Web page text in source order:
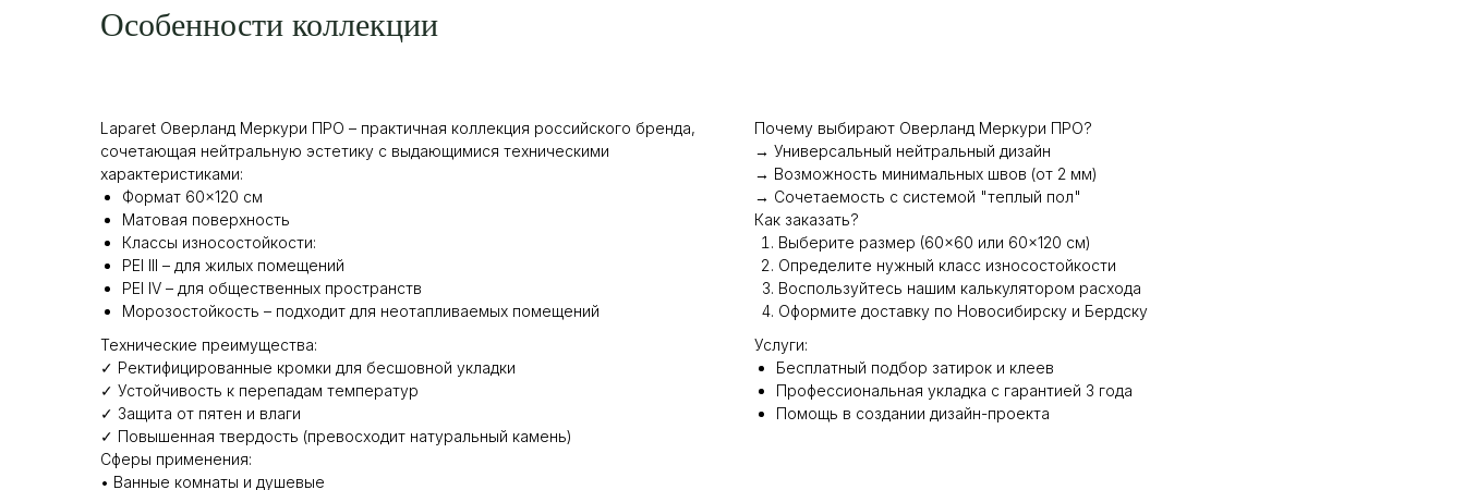
Особенности коллекции
Laparet Оверланд Меркури ПРО – практичная коллекция российского бренда,
сочетающая нейтральную эстетику с выдающимися техническими
характеристиками:
Формат 60×120 см
Матовая поверхность
Классы износостойкости:
PEI III – для жилых помещений
PEI IV – для общественных пространств
Морозостойкость – подходит для неотапливаемых помещений
Технические преимущества:
✓ Ректифицированные кромки для бесшовной укладки
✓ Устойчивость к перепадам температур
✓ Защита от пятен и влаги
✓ Повышенная твердость (превосходит натуральный камень)
Сферы применения:
• Ванные комнаты и душевые
Почему выбирают Оверланд Меркури ПРО?
→ Универсальный нейтральный дизайн
→ Возможность минимальных швов (от 2 мм)
→ Сочетаемость с системой "теплый пол"
Как заказать?
Выберите размер (60×60 или 60×120 см)
Определите нужный класс износостойкости
Воспользуйтесь нашим калькулятором расхода
Оформите доставку по Новосибирску и Бердску
Услуги:
Бесплатный подбор затирок и клеев
Профессиональная укладка с гарантией 3 года
Помощь в создании дизайн-проекта